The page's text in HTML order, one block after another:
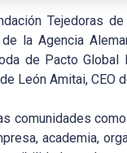
Tejedoras
la Agencia
de Pacto
León Amitai, CEO
comunidades
academia,